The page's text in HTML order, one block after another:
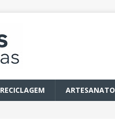
RECICLAGEM ARTESANATO